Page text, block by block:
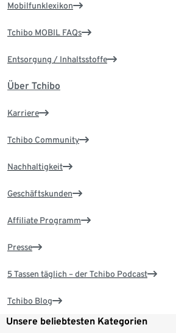
Mobilfunklexikon
Tchibo MOBIL FAQs
Entsorgung / Inhaltsstoffe
Über Tchibo
Karriere
Tchibo Community
Nachhaltigkeit
Geschäftskunden
Affiliate Programm
Presse
5 Tassen täglich – der Tchibo Podcast
Tchibo Blog
Unsere beliebtesten Kategorien